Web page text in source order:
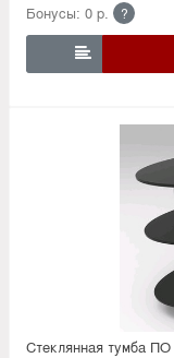
Бонусы: 0 р. ?

Стеклянная тумба ПО